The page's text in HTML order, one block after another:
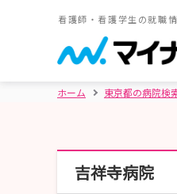
看護師・看護学生の就職
ホーム 東京都の病院検
吉祥寺病院